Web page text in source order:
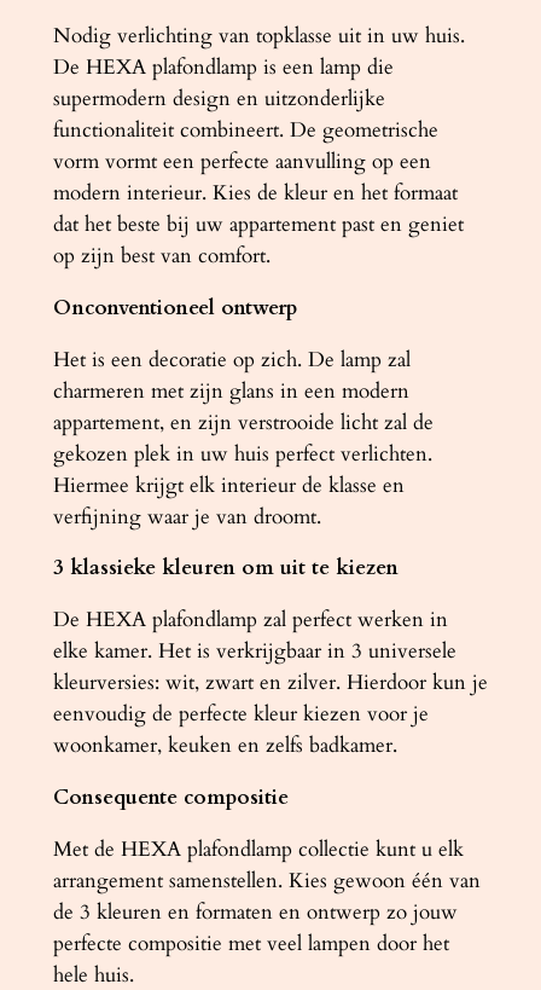
X
A
4
5
w
i
t
a
n
t
a
l
Nodig verlichting van topklasse uit in uw huis.
De HEXA plafondlamp is een lamp die
supermodern design en uitzonderlijke
functionaliteit combineert. De geometrische
vorm vormt een perfecte aanvulling op een
modern interieur. Kies de kleur en het formaat
dat het beste bij uw appartement past en geniet
op zijn best van comfort.
Onconventioneel ontwerp
Het is een decoratie op zich. De lamp zal
charmeren met zijn glans in een modern
appartement, en zijn verstrooide licht zal de
gekozen plek in uw huis perfect verlichten.
Hiermee krijgt elk interieur de klasse en
verfijning waar je van droomt.
3 klassieke kleuren om uit te kiezen
De HEXA plafondlamp zal perfect werken in
elke kamer. Het is verkrijgbaar in 3 universele
kleurversies: wit, zwart en zilver. Hierdoor kun je
eenvoudig de perfecte kleur kiezen voor je
woonkamer, keuken en zelfs badkamer.
Consequente compositie
Met de HEXA plafondlamp collectie kunt u elk
arrangement samenstellen. Kies gewoon één van
de 3 kleuren en formaten en ontwerp zo jouw
perfecte compositie met veel lampen door het
hele huis.